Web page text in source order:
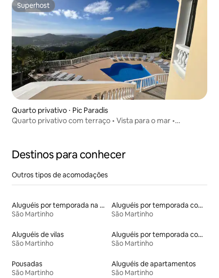
Superhost
Superhost
Quarto privativo ⋅ Pic Paradis
Quarto privativo com terraço • Vista para o mar •
Destinos para conhecer
Outros tipos de acomodações
Aluguéis por temporada na orla
São Martinho
Aluguéis por temporada com caiaque
São Martinho
Aluguéis de vilas
São Martinho
Aluguéis por temporada com banheira de hidromassagem
São Martinho
Pousadas
São Martinho
Aluguéis de apartamentos
São Martinho